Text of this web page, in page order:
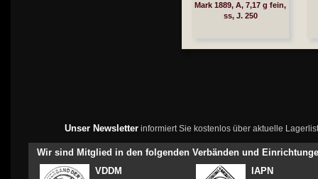
Mark 1889, A, 7,17 g fein,
ss, J. 250
Unser Newsletterinformiert Sie kostenlos über aktuelle
Wir sind Mitglied in den folgenden Verbänden und
VDDM
IAPN